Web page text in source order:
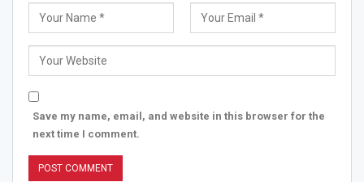
Save my name, email, and website in this browser for the
next time I comment.